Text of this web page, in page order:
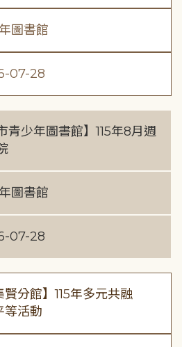
圖書館
07-28
青少年圖書館】115年8月週
圖書館
07-28
賢分館】115年多元共融
等活動